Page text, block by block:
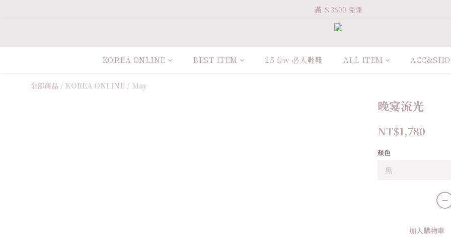
Welcome VHS.co
滿 ＄3600 免運
Welcome VHS.co
KOREA ONLINE BEST ITEM 25 f/w 必入鞋靴 ALL ITEM
全部商品 / KOREA ONLINE / May
晚宴流光
NT$1,780
顏色
加入購物車